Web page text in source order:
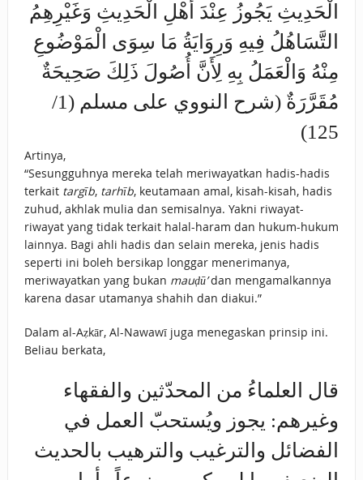
الْحَدِيثِ يَجُوزُ عِنْدَ أَهْلِ الْحَدِيثِ وَغَيْرِهِمُ
التَّسَاهُلُ فِيهِ وَرِوَايَةُ مَا سِوَى الْمَوْضُوعِ
مِنْهُ وَالْعَمَلُ بِهِ لِأَنَّ أُصُولَ ذَلِكَ صَحِيحَةٌ
مُقَرَّرَةٌ (شرح النووي على مسلم (1/
125)
Artinya,
“Sesungguhnya mereka telah meriwayatkan hadis-hadis
terkait targīb, tarhīb, keutamaan amal, kisah-kisah, hadis
zuhud, akhlak mulia dan semisalnya. Yakni riwayat-
riwayat yang tidak terkait halal-haram dan hukum-hukum
lainnya. Bagi ahli hadis dan selain mereka, jenis hadis
seperti ini boleh bersikap longgar menerimanya,
meriwayatkan yang bukan mauḍū’dan mengamalkannya
karena dasar utamanya shahih dan diakui.”
Dalam al-Aẓkār, Al-Nawawī juga menegaskan prinsip ini.
Beliau berkata,
قال العلماءُ من المحدّثين والفقهاء
وغيرهم: ‌يجوز ‌ويُستحبّ ‌العمل ‌في
‌الفضائل ‌والترغيب ‌والترهيب بالحديث